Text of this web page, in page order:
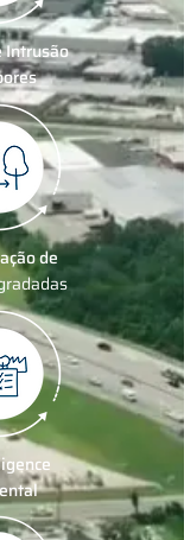
Intrusão
de